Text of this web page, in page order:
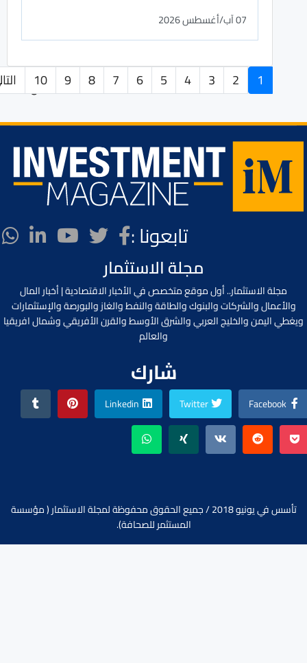
07 آب/أغسطس 2026
الصفحة 1 من 283 1
2
3
4
5
6
7
8
9
10
تابعونا :
مجلة الاستثمار
مجلة الاستثمار.. أول موقع متخصص في الأخبار الاقتصادية | أخبار المال
والأعمال والشركات والبنوك والطاقة والنفط والغاز والبورصة والإستثمارات
ويغطي اليمن والخليج العربي والشرق الأوسط والقرن الأفريقي وشمال افريقيا
والعالم
شارك
Facebook
Twitter
Linkedin
تأسس في يونيو 2018 / جميع الحقوق محفوظة لمجلة الاستثمار ( مؤسسة
المستثمر للصحافة).
تواصل معنا :